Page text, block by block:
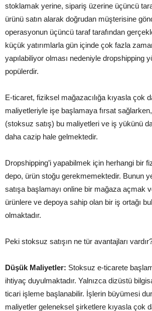
stoklamak yerine, sipariş üzerine üçüncü
ürünü satın alarak doğrudan müşterisine
operasyonun üçüncü taraf tarafından
küçük yatırımlarla gün içinde çok fazla
yapılabiliyor olması nedeniyle dropshipping
popülerdir.
E-ticaret, fiziksel mağazacılığa kıyasla çok
maliyetleriyle işe başlamaya fırsat
(stoksuz satış) bu maliyetleri ve iş yükünü
daha cazip hale gelmektedir.
Dropshipping’i yapabilmek için herhangi bir
depo, ürün stoğu gerekmemektedir. Bunun
satışa başlamayı online bir mağaza açmak
ürünlere ve depoya sahip olan bir iş ortağı
olmaktadır.
Peki stoksuz satışın ne tür avantajları
Düşük Maliyetler: Stoksuz e-ticarete
ihtiyaç duyulmaktadır. Yalnızca dizüstü
ticari işleme başlanabilir. İşlerin büyümesi
maliyetler geleneksel şirketlere kıyasla çok